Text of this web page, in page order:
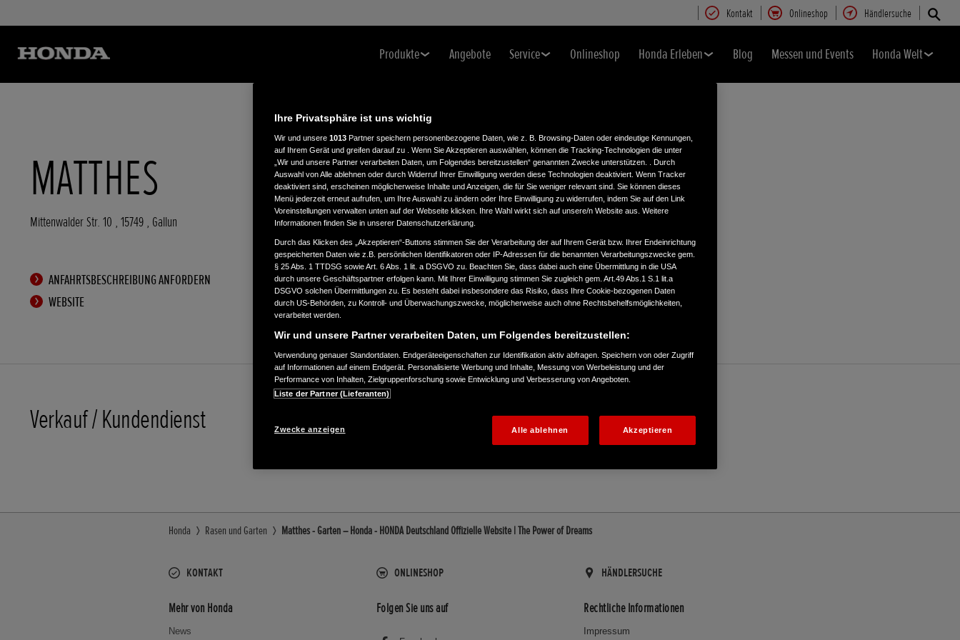
Kontakt Onlineshop Händlersuche
Produkte Angebote Service Onlineshop Honda Erleben Blog Messen und Events Honda Welt
MATTHES
Mittenwalder Str. 10 , 15749 , Gallun
ANFAHRTSBESCHREIBUNG ANFORDERN
WEBSITE
Verkauf / Kundendienst
Honda Rasen und Garten Matthes - Garten – Honda - HONDA Deutschland Offizielle Website | The Power of Dreams
KONTAKT ONLINESHOP HÄNDLERSUCHE
Mehr von Honda
News
Folgen Sie uns auf Rechtliche Informationen
Impressum
Ihre Privatsphäre ist uns wichtig
Wir und unsere 1013 Partner speichern personenbezogene Daten, wie z. B. Browsing-Daten oder eindeutige Kennungen,
auf Ihrem Gerät und greifen darauf zu . Wenn Sie Akzeptieren auswählen, können die Tracking-Technologien die unter
„Wir und unsere Partner verarbeiten Daten, um Folgendes bereitzustellen“ genannten Zwecke unterstützen. . Durch
Auswahl von Alle ablehnen oder durch Widerruf Ihrer Einwilligung werden diese Technologien deaktiviert. Wenn Tracker
deaktiviert sind, erscheinen möglicherweise Inhalte und Anzeigen, die für Sie weniger relevant sind. Sie können dieses
Menü jederzeit erneut aufrufen, um Ihre Auswahl zu ändern oder Ihre Einwilligung zu widerrufen, indem Sie auf den Link
Voreinstellungen verwalten unten auf der Webseite klicken. Ihre Wahl wirkt sich auf unsere/n Website aus. Weitere
Informationen finden Sie in unserer Datenschutzerklärung.
Durch das Klicken des „Akzeptieren“-Buttons stimmen Sie der Verarbeitung der auf Ihrem Gerät bzw. Ihrer Endeinrichtung
gespeicherten Daten wie z.B. persönlichen Identifikatoren oder IP-Adressen für die benannten Verarbeitungszwecke gem.
§ 25 Abs. 1 TTDSG sowie Art. 6 Abs. 1 lit. a DSGVO zu. Beachten Sie, dass dabei auch eine Übermittlung in die USA
durch unsere Geschäftspartner erfolgen kann. Mit Ihrer Einwilligung stimmen Sie zugleich gem. Art.49 Abs.1 S.1 lit.a
DSGVO solchen Übermittlungen zu. Es besteht dabei insbesondere das Risiko, dass Ihre Cookie-bezogenen Daten
durch US-Behörden, zu Kontroll- und Überwachungszwecke, möglicherweise auch ohne Rechtsbehelfsmöglichkeiten,
verarbeitet werden.
Wir und unsere Partner verarbeiten Daten, um Folgendes bereitzustellen:
Verwendung genauer Standortdaten. Endgeräteeigenschaften zur Identifikation aktiv abfragen. Speichern von oder Zugriff
auf Informationen auf einem Endgerät. Personalisierte Werbung und Inhalte, Messung von Werbeleistung und der
Performance von Inhalten, Zielgruppenforschung sowie Entwicklung und Verbesserung von Angeboten.
Liste der Partner (Lieferanten)
Zwecke anzeigen Alle ablehnen Akzeptieren